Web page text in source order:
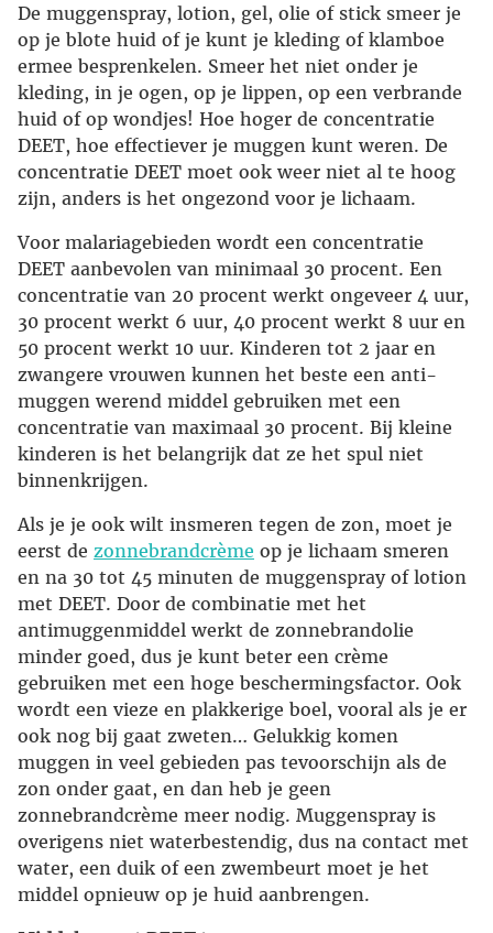
De muggenspray, lotion, gel, olie of stick smeer je
op je blote huid of je kunt je kleding of klamboe
ermee besprenkelen. Smeer het niet onder je
kleding, in je ogen, op je lippen, op een verbrande
huid of op wondjes! Hoe hoger de concentratie
DEET, hoe effectiever je muggen kunt weren. De
concentratie DEET moet ook weer niet al te hoog
zijn, anders is het ongezond voor je lichaam.
Voor malariagebieden wordt een concentratie
DEET aanbevolen van minimaal 30 procent. Een
concentratie van 20 procent werkt ongeveer 4 uur,
30 procent werkt 6 uur, 40 procent werkt 8 uur en
50 procent werkt 10 uur. Kinderen tot 2 jaar en
zwangere vrouwen kunnen het beste een anti-
muggen werend middel gebruiken met een
concentratie van maximaal 30 procent. Bij kleine
kinderen is het belangrijk dat ze het spul niet
binnenkrijgen.
Als je je ook wilt insmeren tegen de zon, moet je
eerst de zonnebrandcrème op je lichaam smeren
en na 30 tot 45 minuten de muggenspray of lotion
met DEET. Door de combinatie met het
antimuggenmiddel werkt de zonnebrandolie
minder goed, dus je kunt beter een crème
gebruiken met een hoge beschermingsfactor. Ook
wordt een vieze en plakkerige boel, vooral als je er
ook nog bij gaat zweten… Gelukkig komen
muggen in veel gebieden pas tevoorschijn als de
zon onder gaat, en dan heb je geen
zonnebrandcrème meer nodig. Muggenspray is
overigens niet waterbestendig, dus na contact met
water, een duik of een zwembeurt moet je het
middel opnieuw op je huid aanbrengen.